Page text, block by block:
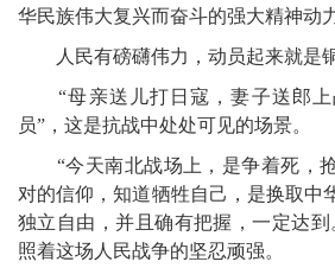
华民族伟大复兴而奋斗的强大精神动力
人民有磅礴伟力，动员起来就是
“母亲送儿打日寇，妻子送郎上
员”，这是抗战中处处可见的场景。
“今天南北战场上，是争着死，
对的信仰，知道牺牲自己，是换取中
独立自由，并且确有把握，一定达
照着这场人民战争的坚忍顽强。